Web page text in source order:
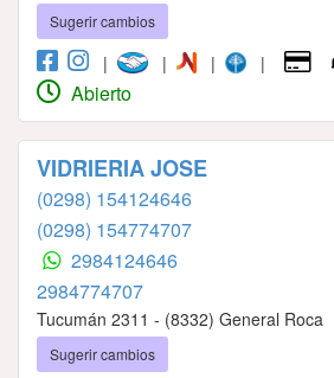
Sugerir cambios
| | | |
Abierto
VIDRIERIA JOSE
(0298) 154124646
(0298) 154774707
2984124646
2984774707
Tucumán 2311 - (8332) General Roca
Sugerir cambios